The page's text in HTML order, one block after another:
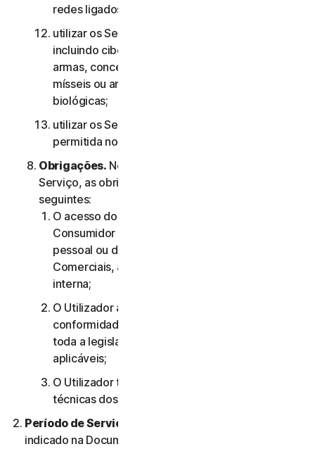
redes ligados a quaisquer Serviços;
utilizar os Serviços para quaisquer fins militares,
incluindo ciberguerra, desenvolvimento de
armas, conceção, fabrico ou produção de
mísseis ou armas nucleares, químicas ou
biológicas;
utilizar os Serviços de qualquer forma não
permitida nos termos do presente Contrato.
Obrigações. No que diz respeito à utilização do
Serviço, as obrigações do Utilizador são as
seguintes:
O acesso do utilizador aos Serviços de
Consumidor destina-se apenas à sua utilização
pessoal ou doméstica ou, no caso dos Serviços
Comerciais, apenas à sua utilização empresarial
interna;
O Utilizador aceita utilizar os Serviços em
conformidade com o presente Contrato e com
toda a legislação e todos os regulamentos
aplicáveis;
O Utilizador tem de cumprir quaisquer limitações
técnicas dos Serviços e/ou do Software.
Período de Serviço.
indicado na Documentação ou na documentação da